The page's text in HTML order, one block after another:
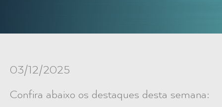
03/12/2025
Confira abaixo os destaques desta semana: